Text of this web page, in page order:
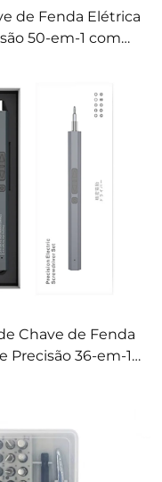
de Fenda Elétrica
50-em-1 com
Chave de Fenda
Precisão 36-em-1